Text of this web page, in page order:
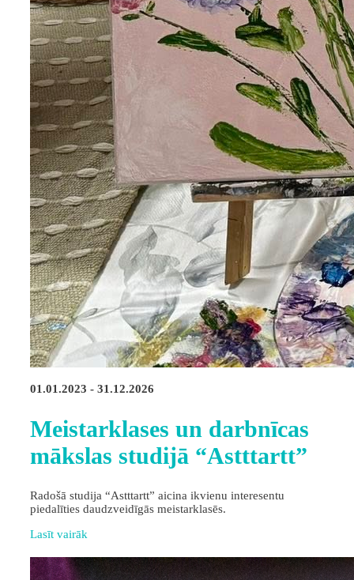
01.01.2023 - 31.12.2026
Meistarklases un darbnīcas
mākslas studijā “Astttartt”
Radošā studija “Astttartt” aicina ikvienu interesentu
piedalīties daudzveidīgās meistarklasēs.
Lasīt vairāk